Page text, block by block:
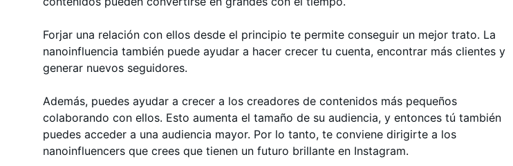
Forjar una relación con ellos desde el principio te permite conseguir un mejor trato. La
nanoinfluencia también puede ayudar a hacer crecer tu cuenta, encontrar más clientes y
generar nuevos seguidores.
Además, puedes ayudar a crecer a los creadores de contenidos más pequeños
colaborando con ellos. Esto aumenta el tamaño de su audiencia, y entonces tú también
puedes acceder a una audiencia mayor. Por lo tanto, te conviene dirigirte a los
nanoinfluencers que crees que tienen un futuro brillante en Instagram.